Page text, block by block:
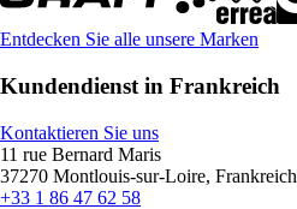
Entdecken Sie alle unsere Marken
Kundendienst in Frankreich
Kontaktieren Sie uns
11 rue Bernard Maris
37270 Montlouis-sur-Loire, Frankreich
+33 1 86 47 62 58